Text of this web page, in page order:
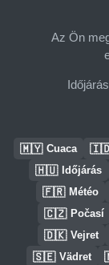
Az Ön
🇲🇾 Cuaca
🇭🇺 Időjárás
🇫🇷 Météo
🇨🇿 Počasí
🇩🇰 Vejret
🇸🇪 Vädret